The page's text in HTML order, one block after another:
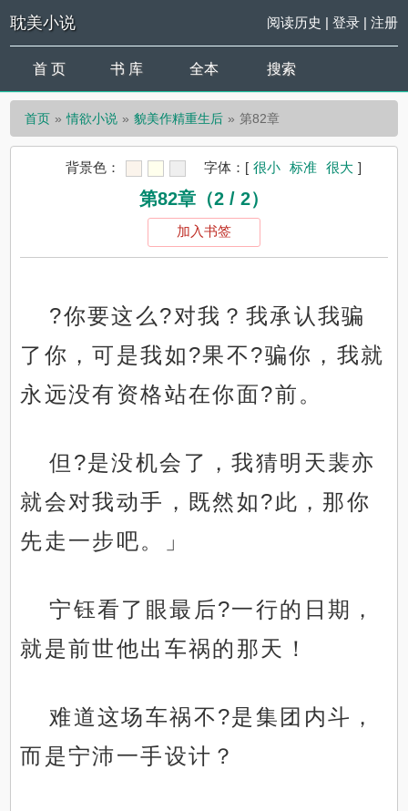
耽美小说 阅读历史 | 登录| 注册
首 页 书 库 全本 搜索
首页 情欲小说 貌美作精重生后 第82章
背景色： 字体： [ 很小 标准 很大 ]
第82章（2 / 2）
加入书签
?你要这么?对我？我承认我骗
了你，可是我如?果不?骗你，我就
永远没有资格站在你面?前。
但?是没机会了，我猜明天裴亦
就会对我动手，既然如?此，那你
先走一步吧。」
宁钰看了眼最后?一行的日期，
就是前世他出车祸的那天！
难道这场车祸不?是集团内斗，
而是宁沛一手设计？